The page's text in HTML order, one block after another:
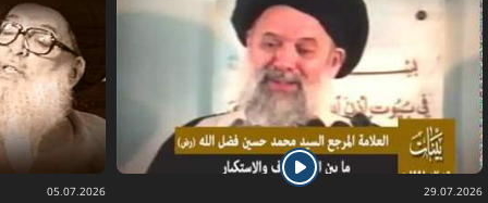
29.07.2026
05.07.2026